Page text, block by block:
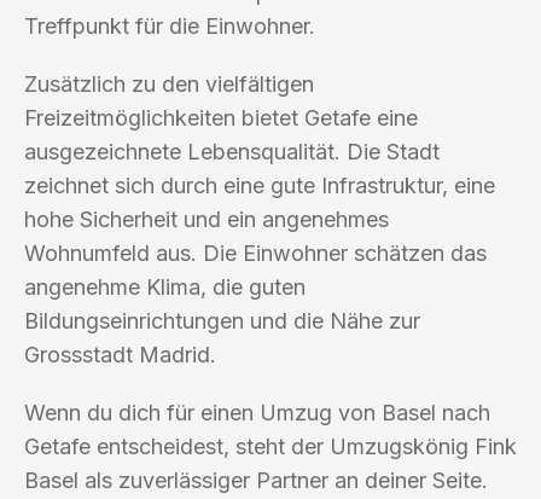
Treffpunkt für die Einwohner.
Zusätzlich zu den vielfältigen
Freizeitmöglichkeiten bietet Getafe eine
ausgezeichnete Lebensqualität. Die Stadt
zeichnet sich durch eine gute Infrastruktur, eine
hohe Sicherheit und ein angenehmes
Wohnumfeld aus. Die Einwohner schätzen das
angenehme Klima, die guten
Bildungseinrichtungen und die Nähe zur
Grossstadt Madrid.
Wenn du dich für einen Umzug von Basel nach
Getafe entscheidest, steht der Umzugskönig Fink
Basel als zuverlässiger Partner an deiner Seite.